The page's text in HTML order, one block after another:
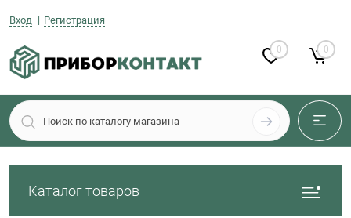
Вход Регистрация
0 0
Каталог товаров